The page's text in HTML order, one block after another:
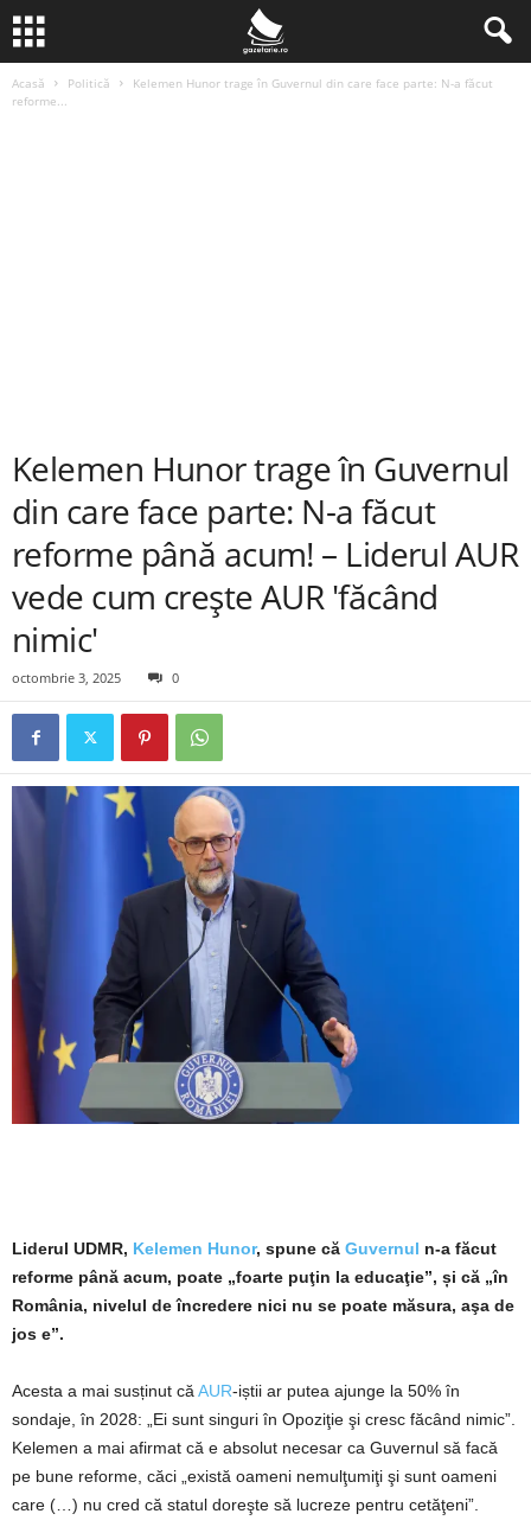
Acasă Politică
Kelemen Hunor trage în Guvernul din care face parte: N-a făcut
reforme...
Kelemen Hunor trage în Guvernul
din care face parte: N-a făcut
reforme până acum! – Liderul AUR
vede cum crește AUR 'făcând
nimic'
octombrie 3, 2025 0
Liderul UDMR, Kelemen Hunor, spune că Guvernul n-a făcut
reforme până acum, poate „foarte puţin la educaţie”, și că „în
România, nivelul de încredere nici nu se poate măsura, aşa de
jos e”.
Acesta a mai susținut căAUR-iștii ar putea ajunge la 50% în
sondaje, în 2028: „Ei sunt singuri în Opoziţie şi cresc făcând nimic”.
Kelemen a mai afirmat că e absolut necesar ca Guvernul să facă
pe bune reforme, căci „există oameni nemulţumiţi şi sunt oameni
care (…) nu cred că statul doreşte să lucreze pentru cetăţeni”.